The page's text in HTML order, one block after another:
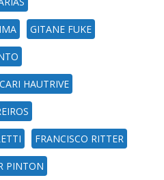
GITANE FUKE
HAUTRIVE
FRANCISCO RITTER
PINTON